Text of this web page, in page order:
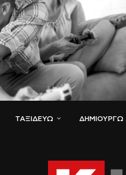
ΤΑΞΙΔΕΎΩ ΔΗΜΙΟΥΡΓΏ